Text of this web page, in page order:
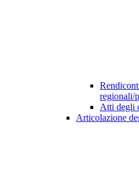
regionali/
Atti degli
Articolazione